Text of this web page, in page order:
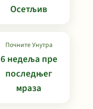
Осетљив
Почните Унутра
6 недеља пре
последњег
мраза